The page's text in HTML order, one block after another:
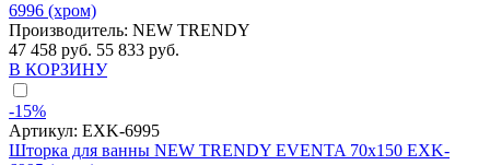
6996 (хром)
Производитель: NEW TRENDY
47 458 руб. 55 833 руб.
В КОРЗИНУ
-15%
Артикул: EXK-6995
Шторка для ванны NEW TRENDY EVENTA 70x150 EXK-